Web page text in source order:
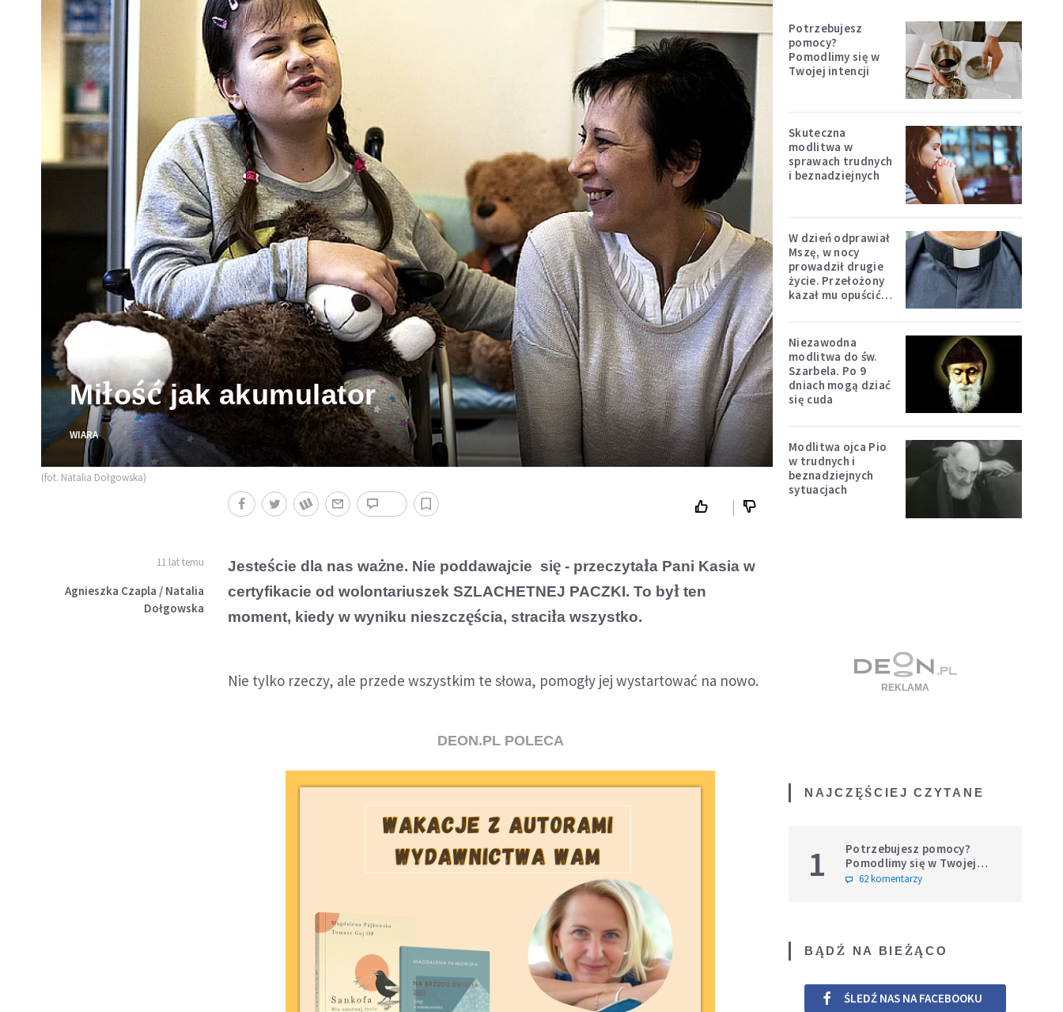
Miłość jak akumulator
WIARA
(fot. Natalia Dołgowska)
11 lat temu
Agnieszka Czapla / Natalia
Dołgowska
Jesteście dla nas ważne. Nie poddawajcie się - przeczytała Pani Kasia w
certyfikacie od wolontariuszek SZLACHETNEJ PACZKI. To był ten
moment, kiedy w wyniku nieszczęścia, straciła wszystko.
Nie tylko rzeczy, ale przede wszystkim te słowa, pomogły jej wystartować na nowo.
DEON.PL POLECA
Potrzebujesz
pomocy?
Pomodlimy się w
Twojej intencji
Skuteczna
modlitwa w
sprawach trudnych
i beznadziejnych
W dzień odprawiał
Mszę, w nocy
prowadził drugie
życie. Przełożony
kazał mu opuścić
Niezawodna
modlitwa do św.
Szarbela. Po 9
dniach mogą dziać
się cuda
Modlitwa ojca Pio
w trudnych i
beznadziejnych
sytuacjach
NAJCZĘŚCIEJ CZYTANE
1
Potrzebujesz pomocy?
Pomodlimy się w Twojej
intencji
62 komentarzy
BĄDŹ NA BIEŻĄCO
ŚLEDŹ NAS NA FACEBOOKU